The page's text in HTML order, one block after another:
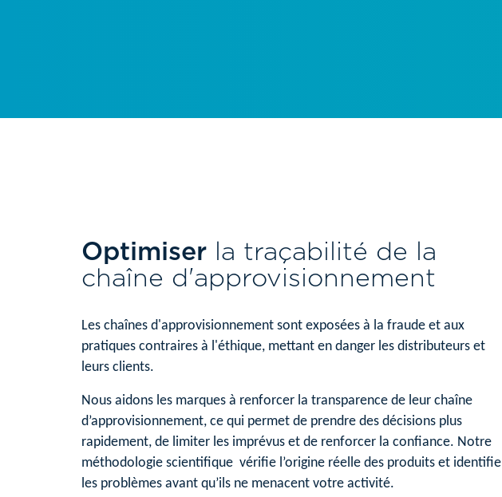
Optimiser la traçabilité de la
chaîne d'approvisionnement
Les chaînes d'approvisionnement sont exposées à la fraude et aux
pratiques contraires à l'éthique, mettant en danger les distributeurs et
leurs clients.
Nous aidons les marques à renforcer la transparence de leur chaîne
d’approvisionnement, ce qui permet de prendre des décisions plus
rapidement, de limiter les imprévus et de renforcer la confiance. Notre
méthodologie scientifique vérifie l’origine réelle des produits et identifie
les problèmes avant qu’ils ne menacent votre activité.